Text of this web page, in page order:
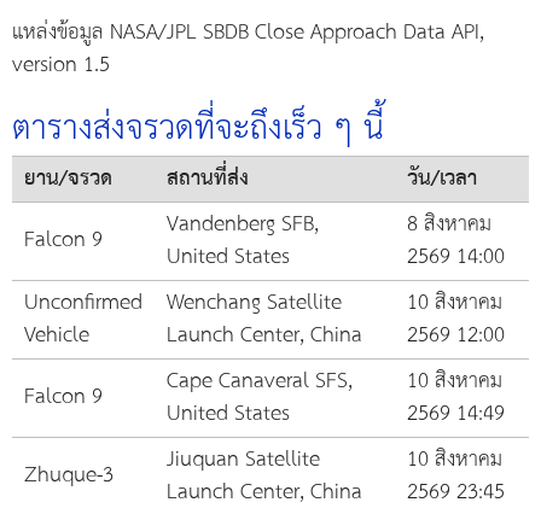
แหล่งข้อมูล NASA/JPL SBDB Close Approach Data API,
version 1.5
ตารางส่งจรวดที่จะถึงเร็ว ๆ นี้
ยาน/จรวด สถานที่ส่ง
วัน/เวลา
Falcon 9
Vandenberg SFB,
United States
8 สิงหาคม
2569 14:00
Unconfirmed
Vehicle
Wenchang Satellite
Launch Center, China
10 สิงหาคม
2569 12:00
Falcon 9
Cape Canaveral SFS,
United States
10 สิงหาคม
2569 14:49
Zhuque-3
Jiuquan Satellite
Launch Center, China
10 สิงหาคม
2569 23:45